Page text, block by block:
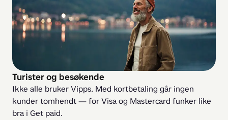
Turister og besøkende
Ikke alle bruker Vipps. Med kortbetaling går ingen
kunder tomhendt — for Visa og Mastercard funker like
bra i Get paid.